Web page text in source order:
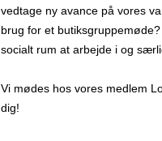
vedtage ny avance på vores
brug for et
socialt rum at arbejde i og
Vi mødes hos vores medlem
dig!